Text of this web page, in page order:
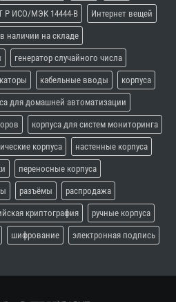
Р ИСО/МЭК 14444-В Интернет вещей
в наличии на складе
генератор случайного числа
кабельные вводы корпуса
для домашней автоматизации
корпуса для систем мониторинга
корпуса настенные корпуса
переносные корпуса
разъёмы распродажа
криптография ручные корпуса
шифрование электронная подпись